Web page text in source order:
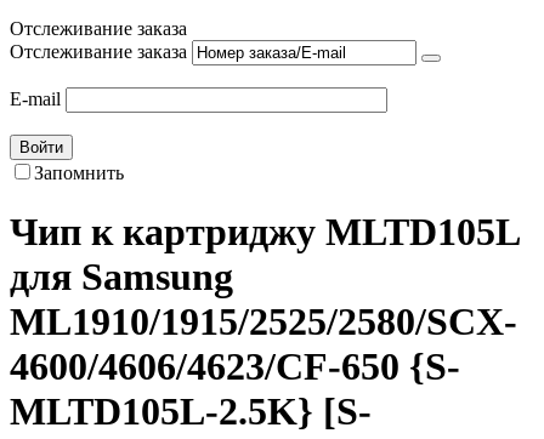
Отслеживание заказа
Отслеживание заказа
E-mail
Войти
Запомнить
Чип к картриджу MLTD105L
для Samsung
ML1910/1915/2525/2580/SCX-
4600/4606/4623/CF-650 {S-
MLTD105L-2.5K} [S-